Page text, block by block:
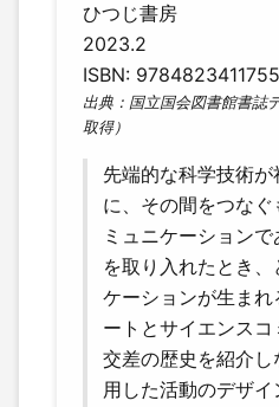
ひつじ書房
2023.2
ISBN: 9784823411755
出典：国立国会図書館書誌
取得）
先端的な科学技術
に、その間をつな
ミュニケーション
を取り入れたとき
ケーションが生ま
ートとサイエンス
交差の歴史を紹介
用した活動のデザ